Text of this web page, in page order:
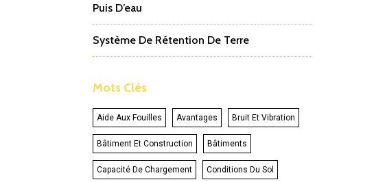
Puis D’eau
Système De Rétention De Terre
Mots Clés
Aide Aux Fouilles Avantages Bruit Et Vibration
Bâtiment Et Construction Bâtiments
Capacité De Chargement Conditions Du Sol